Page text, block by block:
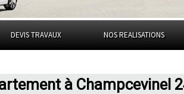
DEVIS TRAVAUX NOS REALISATIONS
à Champcevinel